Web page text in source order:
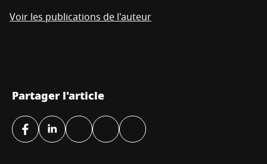
Voir les publications de l'auteur
Partager l'article